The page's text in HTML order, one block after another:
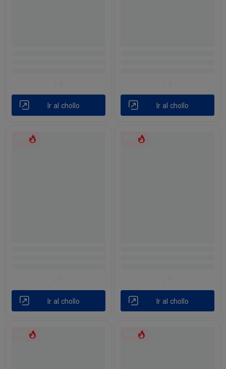
Ir al chollo Ir al chollo
Ir al chollo Ir al chollo